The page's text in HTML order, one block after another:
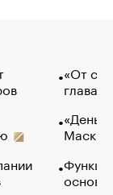
«От
глава
Маск в
основ